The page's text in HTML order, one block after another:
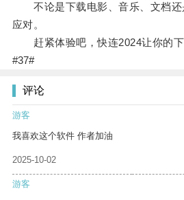
不论是下载电影、音乐、文档还
应对。
赶紧体验吧，快连2024让你的下
#37#
评论
游客
我喜欢这个软件 作者加油
2025-10-02
游客